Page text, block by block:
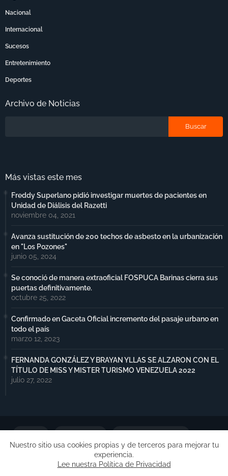
Nacional
Internacional
Sucesos
Entretenimiento
Deportes
Archivo de Noticias
Más vistas este mes
Freddy Superlano pidió investigar muertes de pacientes en
Unidad de Diálisis del Razetti
noviembre 04, 2021
Avanza sustitución de 200 techos de asbesto en la urbanización
en "Los Pozones"
junio 05, 2024
Se conoció de manera extraoficial FOSPUCA Barinas cierra sus
puertas definitivamente.
octubre 25, 2022
Confirmado en Gaceta Oficial incremento del pasaje urbano en
todo el país
marzo 12, 2023
FERNANDA GONZÁLEZ Y BRAYAN YLLAS SE ALZARON CON EL
TÍTULO DE MISS Y MISTER TURISMO VENEZUELA 2022
julio 27, 2022
Nuestro sitio usa cookies propias y de terceros para mejorar tu
experiencia.
Lee nuestra Política de Privacidad